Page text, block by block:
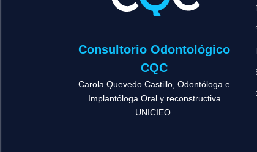
Consultorio Odontológico
CQC
Carola Quevedo Castillo, Odontóloga e
Implantóloga Oral y reconstructiva
UNICIEO.